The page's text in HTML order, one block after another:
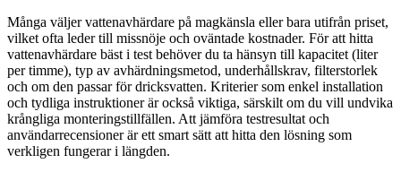
Många väljer vattenavhärdare på magkänsla eller bara utifrån priset,
vilket ofta leder till missnöje och oväntade kostnader. För att hitta
vattenavhärdare bäst i test behöver du ta hänsyn till kapacitet (liter
per timme), typ av avhärdningsmetod, underhållskrav, filterstorlek
och om den passar för dricksvatten. Kriterier som enkel installation
och tydliga instruktioner är också viktiga, särskilt om du vill undvika
krångliga monteringstillfällen. Att jämföra testresultat och
användarrecensioner är ett smart sätt att hitta den lösning som
verkligen fungerar i längden.